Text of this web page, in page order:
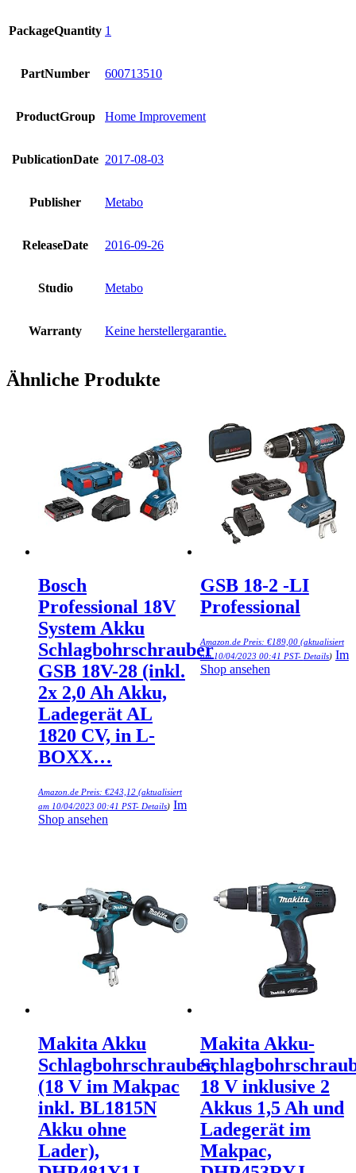
PackageQuantity 1
PartNumber 600713510
ProductGroup Home Improvement
PublicationDate 2017-08-03
Publisher Metabo
ReleaseDate 2016-09-26
Studio Metabo
Warranty Keine herstellergarantie.
Ähnliche Produkte
Bosch
Professional 18V
System Akku
Schlagbohrschrauber
GSB 18V-28 (inkl.
2x 2,0 Ah Akku,
Ladegerät AL
1820 CV, in L-
BOXX…
Amazon.de Preis: €243,12 (aktualisiert
am 10/04/2023 00:41 PST- Details) Im
Shop ansehen
GSB 18-2 -LI
Professional
Amazon.de Preis: €189,00(aktualisiert
am 10/04/2023 00:41 PST- Details) Im
Shop ansehen
Makita Akku
Schlagbohrschrauber,
(18 V im Makpac
inkl. BL1815N
Akku ohne
Lader),
Makita Akku-
18 V inklusive 2
Akkus 1,5 Ah und
Ladegerät im
Makpac,